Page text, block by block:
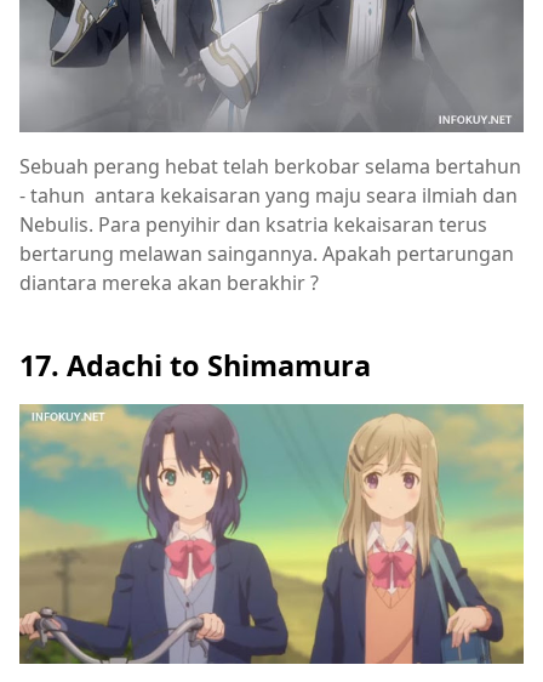
Sebuah perang hebat telah berkobar selama bertahun
- tahun antara kekaisaran yang maju seara ilmiah dan
Nebulis. Para penyihir dan ksatria kekaisaran terus
bertarung melawan saingannya. Apakah pertarungan
diantara mereka akan berakhir ?
17. Adachi to Shimamura